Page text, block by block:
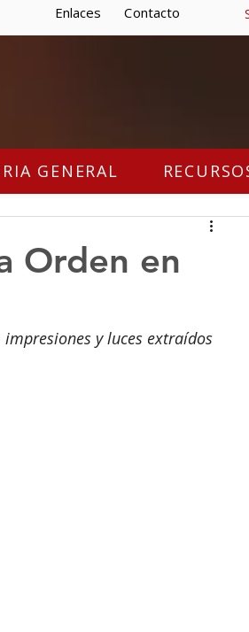
Enlaces Contacto
GENERAL
Orden en
y luces extraídos